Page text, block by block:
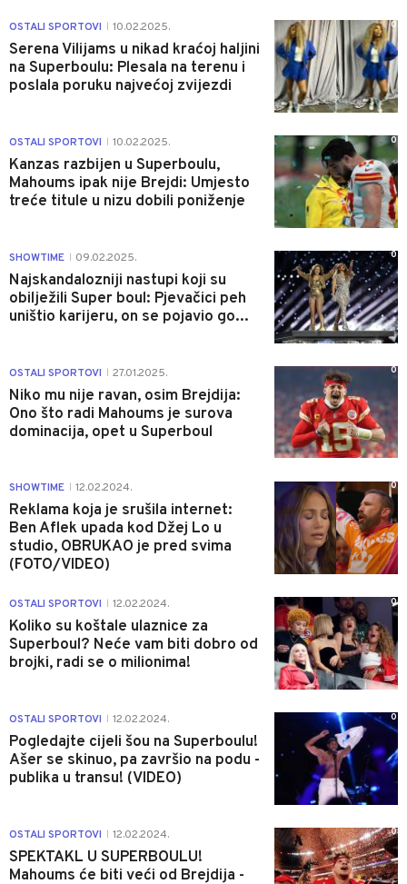
OSTALI SPORTOVI 10.02.2025.
Serena Vilijams u nikad kraćoj haljini
na Superboulu: Plesala na terenu i
poslala poruku najvećoj zvijezdi
0
OSTALI SPORTOVI 10.02.2025.
Kanzas razbijen u Superboulu,
Mahoums ipak nije Brejdi: Umjesto
treće titule u nizu dobili poniženje
0
SHOWTIME 09.02.2025.
Najskandalozniji nastupi koji su
obilježili Super boul: Pjevačici peh
uništio karijeru, on se pojavio go...
0
OSTALI SPORTOVI 27.01.2025.
Niko mu nije ravan, osim Brejdija:
Ono što radi Mahoums je surova
dominacija, opet u Superboul
0
SHOWTIME 12.02.2024.
Reklama koja je srušila internet:
Ben Aflek upada kod Džej Lo u
studio, OBRUKAO je pred svima
(FOTO/VIDEO)
0
OSTALI SPORTOVI 12.02.2024.
Koliko su koštale ulaznice za
Superboul? Neće vam biti dobro od
brojki, radi se o milionima!
0
OSTALI SPORTOVI 12.02.2024.
Pogledajte cijeli šou na Superboulu!
Ašer se skinuo, pa završio na podu -
publika u transu! (VIDEO)
0
OSTALI SPORTOVI 12.02.2024.
SPEKTAKL U SUPERBOULU!
Mahoums će biti veći od Brejdija -
0